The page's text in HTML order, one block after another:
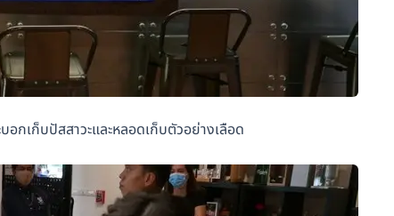
เก็บปัสสาวะและหลอดเก็บตัวอย่างเลือด